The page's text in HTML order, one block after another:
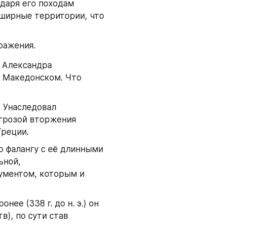
его походам
территории, что
Македонском. Что
вторжения
фалангу с её длинными
которым и
(338 г. до н. э.) он
по сути став